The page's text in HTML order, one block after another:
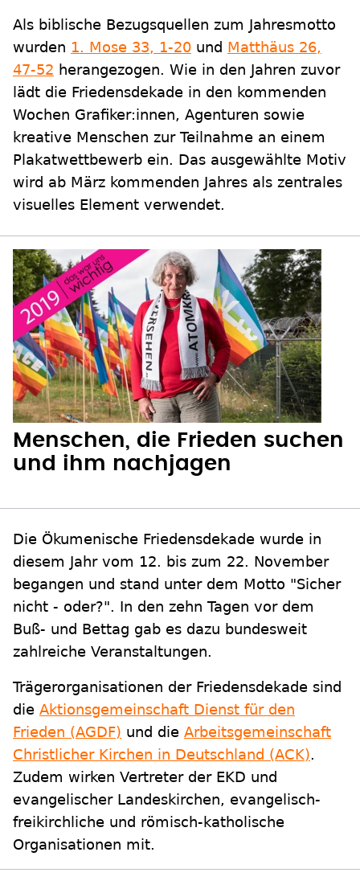
Als biblische Bezugsquellen zum Jahresmotto
wurden 1. Mose 33, 1-20 und Matthäus 26,
47-52 herangezogen. Wie in den Jahren zuvor
lädt die Friedensdekade in den kommenden
Wochen Grafiker:innen, Agenturen sowie
kreative Menschen zur Teilnahme an einem
Plakatwettbewerb ein. Das ausgewählte Motiv
wird ab März kommenden Jahres als zentrales
visuelles Element verwendet.
Menschen, die Frieden suchen
und ihm nachjagen
Die Ökumenische Friedensdekade wurde in
diesem Jahr vom 12. bis zum 22. November
begangen und stand unter dem Motto "Sicher
nicht - oder?". In den zehn Tagen vor dem
Buß- und Bettag gab es dazu bundesweit
zahlreiche Veranstaltungen.
Trägerorganisationen der Friedensdekade sind
die Aktionsgemeinschaft Dienst für den
Frieden (AGDF) und die Arbeitsgemeinschaft
Christlicher Kirchen in Deutschland (ACK).
Zudem wirken Vertreter der EKD und
evangelischer Landeskirchen, evangelisch-
freikirchliche und römisch-katholische
Organisationen mit.